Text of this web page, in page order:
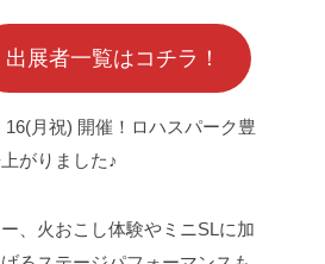
出展者一覧はコチラ！
月祝) 開催！ロハスパーク豊
がりました♪
、火おこし体験やミニSLに加